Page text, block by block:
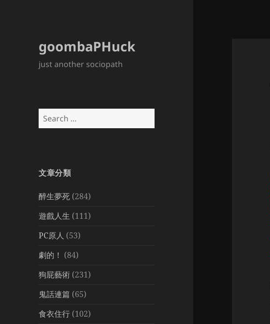
goombaPHuck
just another sociopath
Search
for:
文章分類
醉生夢死 (284)
遊戲人生 (111)
PC原人 (53)
劇的！ (84)
狗屁藝術 (231)
鬼話連篇 (65)
食衣住行 (102)